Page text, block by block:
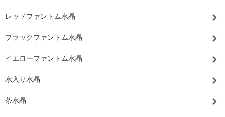
レッドファントム水晶
ブラックファントム水晶
イエローファントム水晶
水入り水晶
茶水晶